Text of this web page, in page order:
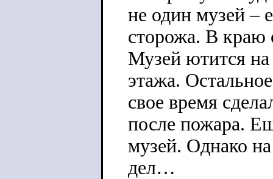
не один музей –
сторожа. В краю
Музей ютится на
этажа.
свое время
после пожара.
музей. Однако
дел…